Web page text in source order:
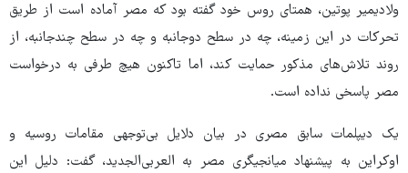
ولادیمیر پوتین، همتای روس خود گفته بود که مصر آماده است از طریق
تحرکات در این زمینه، چه در سطح دوجانبه و چه در سطح چندجانبه، از
روند تلاش‌های مذکور حمایت کند، اما تاکنون هیچ طرفی به درخواست
مصر پاسخی نداده است.
یک دیپلمات سابق مصری در بیان دلایل بی‌توجهی مقامات روسیه و
اوکراین به پیشنهاد میانجیگری مصر به العربی‌الجدید، گفت: دلیل این